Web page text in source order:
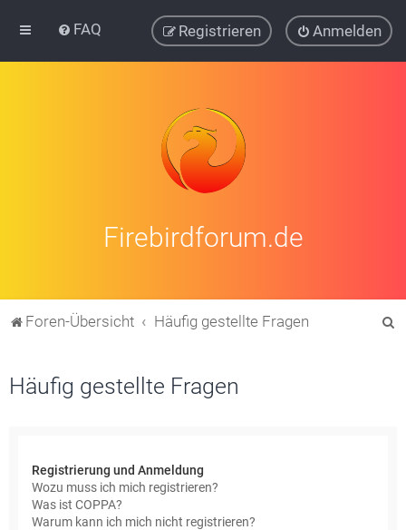
FAQ Anmelden
Registrieren
Firebirdforum.de
Foren-Übersicht Häufig gestellte Fragen
Häufig gestellte Fragen
Registrierung und Anmeldung
Wozu muss ich mich registrieren?
Was ist COPPA?
Warum kann ich mich nicht registrieren?